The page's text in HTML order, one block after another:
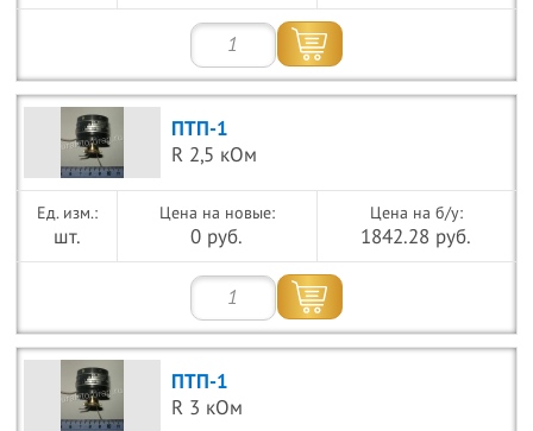
ПТП-1
R 2,5 кОм
шт.
Цена на новые:
0 руб.
Цена на б/у:
1842.28 руб.
ПТП-1
R 3 кОм